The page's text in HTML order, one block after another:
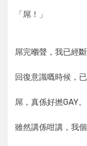
「屌！」
屌完嗰聲，我已經斷
回復意識嘅時候，
屌，真係好撚GAY。
雖然講係咁講，我